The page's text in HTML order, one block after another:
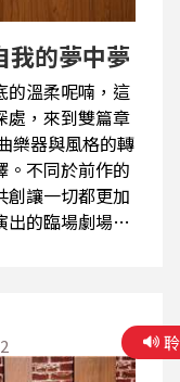
我的夢中夢
的溫柔呢喃，這
處，來到雙篇章
。不同於前作的
創讓一切都更加
出的臨場劇場
離合時「有緣再